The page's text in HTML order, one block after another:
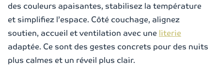
des couleurs apaisantes, stabilisez la température
et simplifiez l’espace. Côté couchage, alignez
soutien, accueil et ventilation avec une literie
adaptée. Ce sont des gestes concrets pour des nuits
plus calmes et un réveil plus clair.